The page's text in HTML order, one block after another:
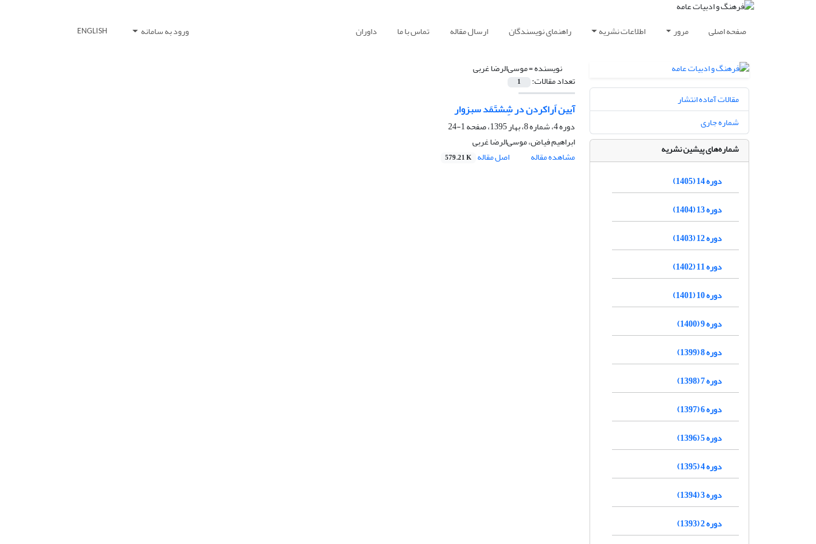
صفحه اصلی مرور اطلاعات نشریه راهنمای نویسندگان ارسال مقاله تماس با ما داوران ورود به سامانه ENGLISH
نویسنده =موسی‌الرضا غربی
تعداد مقالات: 1
آیین اَراکردن در شِشتَمَد سبزوار
دوره 4، شماره 8، بهار 1395، صفحه
1-24
ابراهیم فیاض، موسی‌الرضا غربی
مشاهده مقاله
اصل مقاله 579.21 K
مقالات آماده انتشار
شماره جاری
شماره‌های پیشین نشریه
دوره 14 (1405)
دوره 13 (1404)
دوره 12 (1403)
دوره 11 (1402)
دوره 10 (1401)
دوره 9 (1400)
دوره 8 (1399)
دوره 7 (1398)
دوره 6 (1397)
دوره 5 (1396)
دوره 4 (1395)
دوره 3 (1394)
دوره 2 (1393)